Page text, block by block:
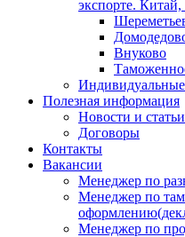
экспорте.
Внуково
Полезная информация
Новости и статьи
Договоры
Контакты
Вакансии
Менеджер по
Менеджер по
Менеджер по